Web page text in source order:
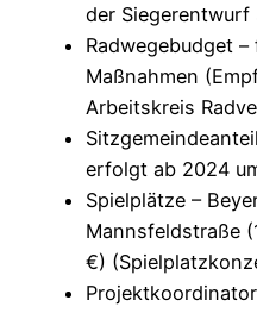
der Siegerentwurf
Radwegebudget
Maßnahmen
Arbeitskreis
erfolgt ab 2024
Spielplätze –
Mannsfeldstraße
€)